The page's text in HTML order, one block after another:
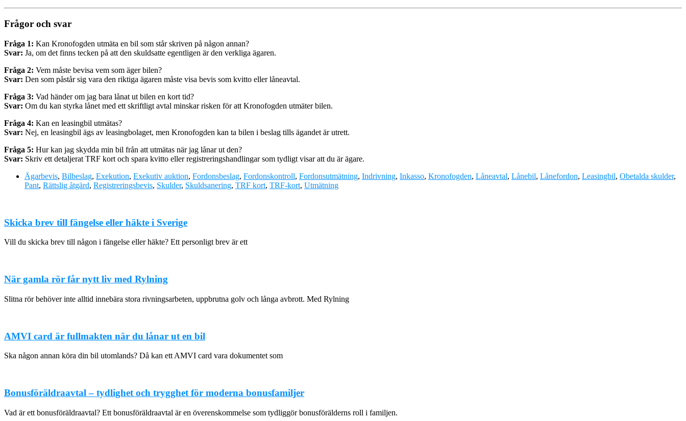
Frågor och svar
Fråga 1: Kan Kronofogden utmäta en bil som står skriven på någon annan?
Svar: Ja, om det finns tecken på att den skuldsatte egentligen är den verkliga ägaren.
Fråga 2: Vem måste bevisa vem som äger bilen?
Svar: Den som påstår sig vara den riktiga ägaren måste visa bevis som kvitto eller låneavtal.
Fråga 3: Vad händer om jag bara lånat ut bilen en kort tid?
Svar: Om du kan styrka lånet med ett skriftligt avtal minskar risken för att Kronofogden utmäter bilen.
Fråga 4: Kan en leasingbil utmätas?
Svar: Nej, en leasingbil ägs av leasingbolaget, men Kronofogden kan ta bilen i beslag tills ägandet är utrett.
Fråga 5: Hur kan jag skydda min bil från att utmätas när jag lånar ut den?
Svar: Skriv ett detaljerat TRF kort och spara kvitto eller registreringshandlingar som tydligt visar att du är ägare.
Ägarbevis, Bilbeslag, Exekution, Exekutiv auktion, Fordonsbeslag, Fordonskontroll, Fordonsutmätning, Indrivning, Inkasso, Kronofogden, Låneavtal, Lånebil, Lånefordon, Leasingbil, Obetalda skulder,
Pant, Rättslig åtgärd, Registreringsbevis, Skulder, Skuldsanering, TRF kort, TRF-kort, Utmätning
Skicka brev till fängelse eller häkte i Sverige
Vill du skicka brev till någon i fängelse eller häkte? Ett personligt brev är ett
När gamla rör får nytt liv med Rylning
Slitna rör behöver inte alltid innebära stora rivningsarbeten, uppbrutna golv och långa avbrott. Med Rylning
AMVI card är fullmakten när du lånar ut en bil
Ska någon annan köra din bil utomlands? Då kan ett AMVI card vara dokumentet som
Bonusföräldraavtal – tydlighet och trygghet för moderna bonusfamiljer
Vad är ett bonusföräldraavtal? Ett bonusföräldraavtal är en överenskommelse som tydliggör bonusförälderns roll i familjen.